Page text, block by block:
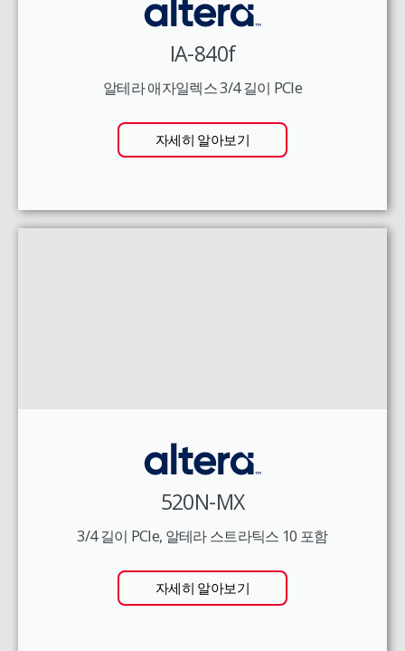
IA-840f
알테라 애자일렉스 3/4 길이 PCIe
자세히 알아보기
520N-MX
3/4 길이 PCIe, 알테라 스트라틱스 10 포함
자세히 알아보기